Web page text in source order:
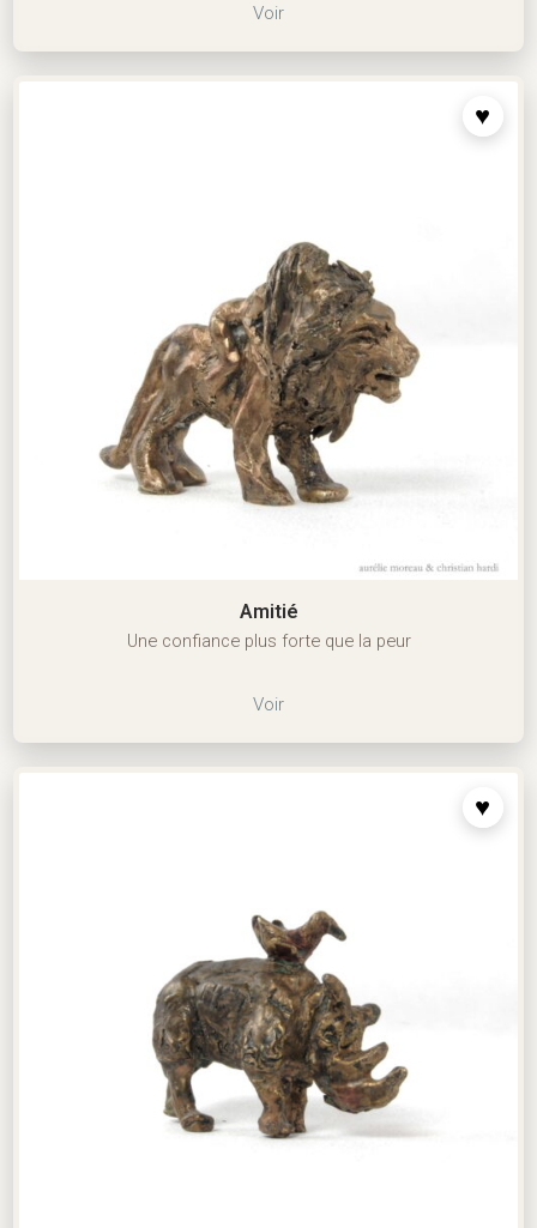
Voir
Amitié
Une confiance plus forte que la peur
Voir